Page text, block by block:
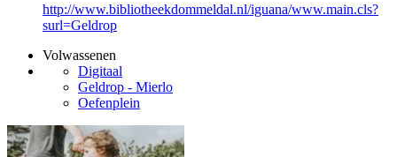
http://www.bibliotheekdommeldal.nl/iguana/www.main.cls?
surl=Geldrop
Volwassenen
Digitaal
Geldrop - Mierlo
Oefenplein